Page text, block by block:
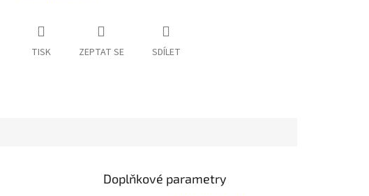
TISK ZEPTAT SE SDÍLET
Doplňkové parametry